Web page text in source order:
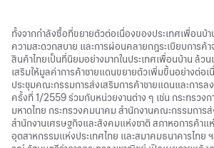
ทั้งจากกำลังซื้อที่ขยายตัวต่อเนื่องของประเทศเพื่อนบ้
ความสะดวกสบาย และการผ่อนคลายกฎระเบียบการค้า
สินค้าไทยเป็นที่นิยมอย่างมากในประเทศเพื่อนบ้าน ล้ว
เสริมให้มูลค่าการค้าชายแดนขยายตัวเพิ่มขึ้นอย่างต่อเ
ประชุมคณะกรรมการส่งเสริมการค้าชายแดนและการล
ครั้งที่ 1/2559 ร่วมกับหน่วยงานต่าง ๆ เช่น กระทรวงก
มหาดไทย กระทรวงคมนาคม สำนักงานคณะกรรมการ
สำนักงานเศรษฐกิจและสังคมแห่งชาติ สภาหอการค้าแ
อุตสาหกรรมแห่งประเทศไทย และสมาคมธนาคารไทย